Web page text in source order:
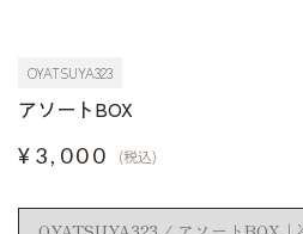
OYATSUYA323
アソートBOX
¥3,000 (税込)